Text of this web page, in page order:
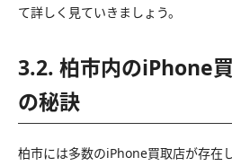
て詳しく見ていきましょう。
3.2. 柏市内のiPhone
の秘訣
柏市には多数のiPhone買取店が存在